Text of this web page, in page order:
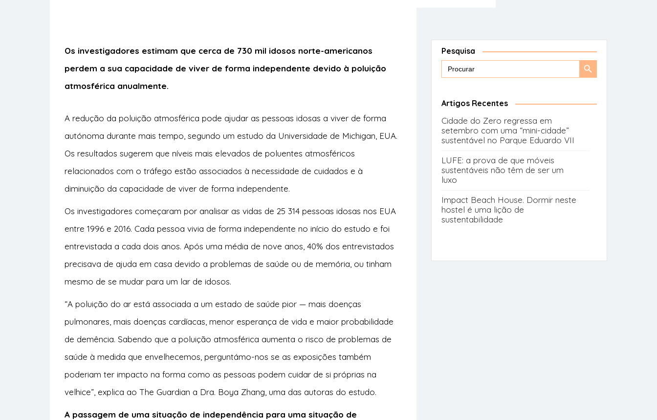
Os investigadores estimam que cerca de 730 mil idosos norte-americanos
perdem a sua capacidade de viver de forma independente devido à poluição
atmosférica anualmente.
A redução da poluição atmosférica pode ajudar as pessoas idosas a viver de forma
autónoma durante mais tempo, segundo um estudo da Universidade de Michigan, EUA.
Os resultados sugerem que níveis mais elevados de poluentes atmosféricos
relacionados com o tráfego estão associados à necessidade de cuidados e à
diminuição da capacidade de viver de forma independente.
Os investigadores começaram por analisar as vidas de 25 314 pessoas idosas nos EUA
entre 1996 e 2016. Cada pessoa vivia de forma independente no início do estudo e foi
entrevistada a cada dois anos. Após uma média de nove anos, 40% dos entrevistados
precisava de ajuda em casa devido a problemas de saúde ou de memória, ou tinham
mesmo de se mudar para um lar de idosos.
“A poluição do ar está associada a um estado de saúde pior — mais doenças
pulmonares, mais doenças cardíacas, menor esperança de vida e maior probabilidade
de demência. Sabendo que a poluição atmosférica aumenta o risco de problemas de
saúde à medida que envelhecemos, perguntámo-nos se as exposições também
poderiam ter impacto na forma como as pessoas podem cuidar de si próprias na
velhice”, explica ao The Guardian a Dra. Boya Zhang, uma das autoras do estudo.
A passagem de uma situação de independência para uma situação de
Pesquisa
Search
Search
Artigos Recentes
Cidade do Zero regressa em
setembro com uma “mini-cidade”
sustentável no Parque Eduardo VII
LUFE: a prova de que móveis
sustentáveis não têm de ser um
luxo
Impact Beach House. Dormir neste
hostel é uma lição de
sustentabilidade